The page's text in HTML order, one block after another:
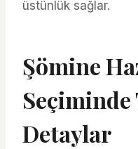
üstünlük sağlar.
Şömine
Detaylar